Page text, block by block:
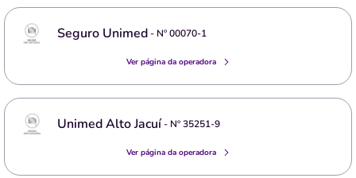
Seguro Unimed- Nº00070-1
Ver página da operadora
Unimed Alto Jacuí- Nº35251-9
Ver página da operadora